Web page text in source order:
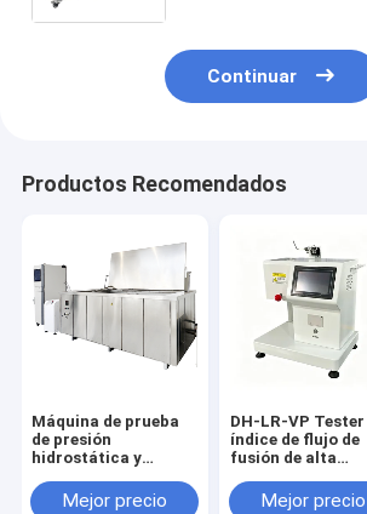
Continuar
Productos Recomendados
Máquina de prueba
de presión
hidrostática y
HTGJ-10M-3 para
Mejor precio
DH-LR-VP Tester
índice de flujo de
fusión de alta
ISO1133 ASTM
Mejor precio